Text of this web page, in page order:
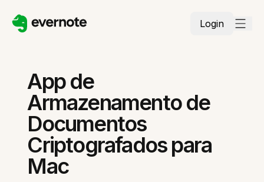
Login
App de
Armazenamento de
Documentos
Criptografados para
Mac